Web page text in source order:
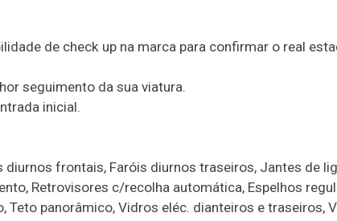
de check up na marca para confirmar o real
seguimento da sua viatura.
inicial.
frontais, Faróis diurnos traseiros, Jantes de
Retrovisores c/recolha automática, Espelhos
panorâmico, Vidros eléc. dianteiros e traseiros,